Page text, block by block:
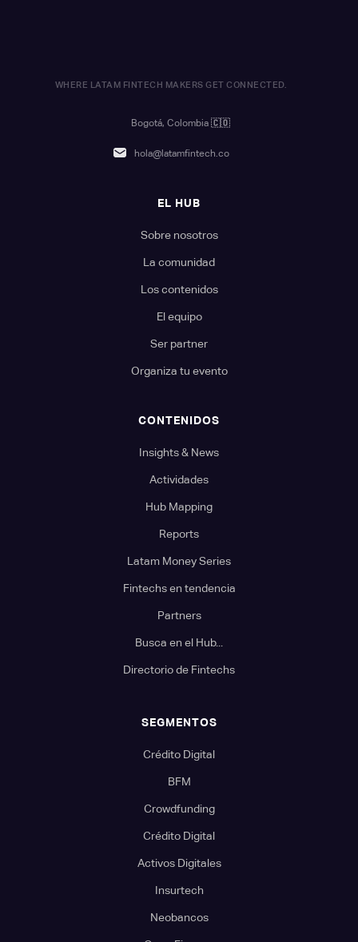
WHERE LATAM FINTECH MAKERS GET CONNECTED.
Bogotá, Colombia 🇨🇴
hola@latamfintech.co
EL HUB
Sobre nosotros
La comunidad
Los contenidos
El equipo
Ser partner
Organiza tu evento
CONTENIDOS
Insights & News
Actividades
Hub Mapping
Reports
Latam Money Series
Fintechs en tendencia
Partners
Busca en el Hub...
Directorio de Fintechs
SEGMENTOS
Crédito Digital
BFM
Crowdfunding
Crédito Digital
Activos Digitales
Insurtech
Neobancos